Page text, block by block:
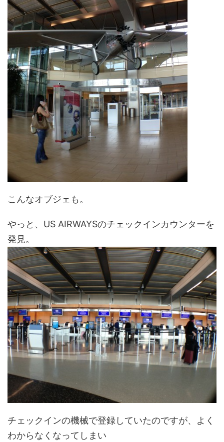
こんなオブジェも。
やっと、US AIRWAYSのチェックインカウンターを
発見。
チェックインの機械で登録していたのですが、よく
わからなくなってしまい